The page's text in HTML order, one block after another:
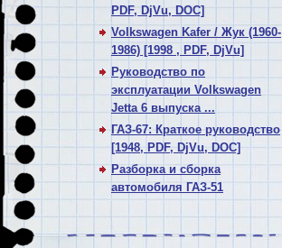
PDF, DjVu, DOC]
Volkswagen Kafer / Жук (1960-
1986) [1998 , PDF, DjVu]
Руководство по
эксплуатации Volkswagen
Jetta 6 выпуска ...
ГАЗ-67: Краткое руководство
[1948, PDF, DjVu, DOC]
Разборка и сборка
автомобиля ГАЗ-51